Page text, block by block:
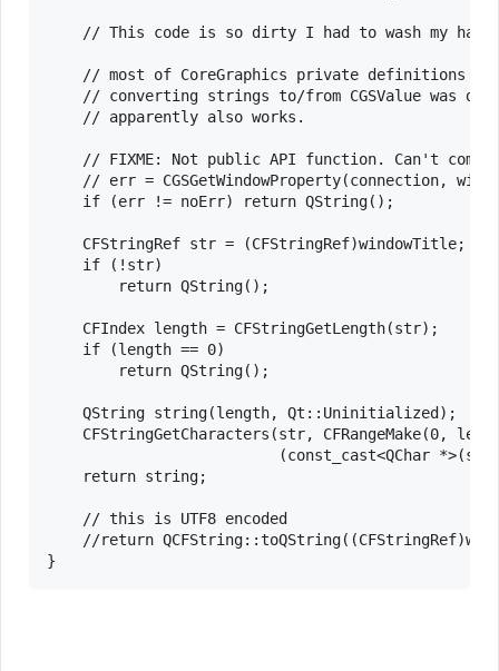
// This code is so dirty I had to wash my
// most of CoreGraphics private definitions ask
// converting strings to/from CGSValue was
// apparently also works.
// FIXME: Not public API function. Can't compile
// err = CGSGetWindowProperty(connection,
if (err != noErr) return QString();
CFStringRef str = (CFStringRef)windowTitle;
if (!str)
return QString();
CFIndex length = CFStringGetLength(str);
if (length == 0)
return QString();
QString string(length, Qt::Uninitialized);
CFStringGetCharacters(str, CFRangeMake(0,
(const_cast<QChar
return string;
// this is UTF8 encoded
//return
}